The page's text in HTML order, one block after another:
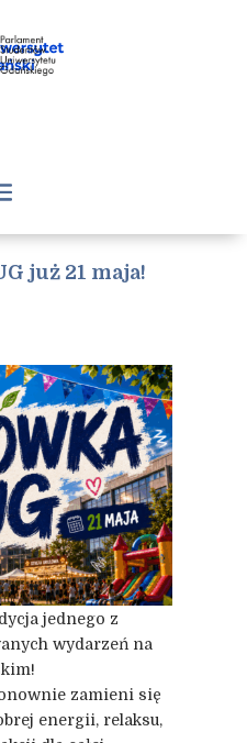
już 21 maja!
jednego z
wydarzeń na
zamieni się
energii, relaksu,